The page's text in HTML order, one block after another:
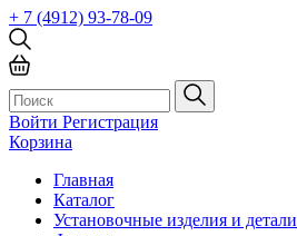
+ 7 (4912) 93-78-09
Войти Регистрация
Корзина
Главная
Каталог
Установочные изделия и детали